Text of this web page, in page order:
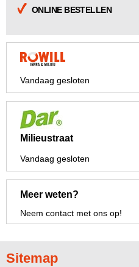
ONLINE BESTELLEN
Vandaag gesloten
Milieustraat
Vandaag gesloten
Meer weten?
Neem contact met ons op!
Sitemap